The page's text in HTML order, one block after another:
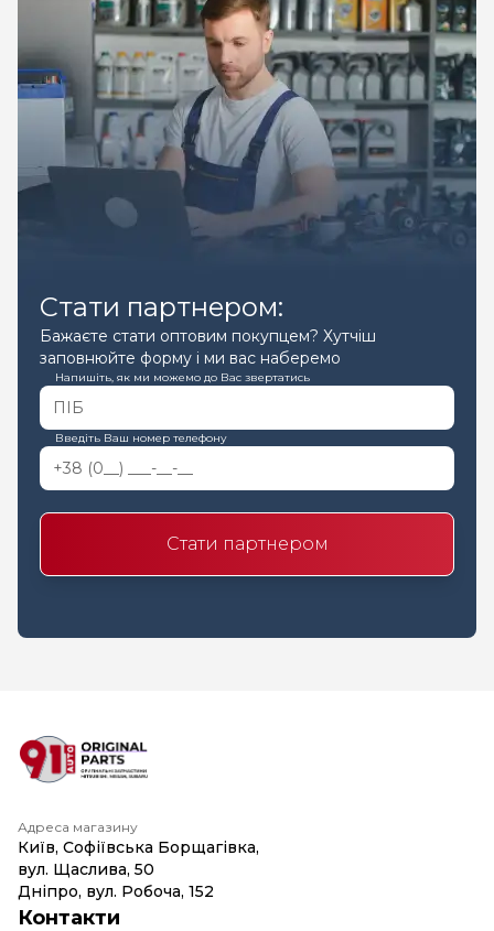
Стати партнером:
Бажаєте стати оптовим покупцем? Хутчіш
заповнюйте форму і ми вас наберемо
Напишіть, як ми можемо до Вас звертатись
Введіть Ваш номер телефону
Стати партнером
Адреса магазину
Київ, Софіївська Борщагівка,
вул. Щаслива, 50
Дніпро, вул. Робоча, 152
Контакти